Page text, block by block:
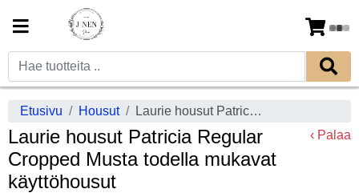
Etusivu Housut Laurie housut Patricia Regular Cropped Musta todella mukavat käyttöhousut
Laurie housut Patricia Regular
Cropped Musta todella mukavat
käyttöhousut
‹ Palaa